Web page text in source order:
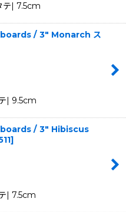
| 7.5cm
/ 3" Monarch ス
| 9.5cm
/ 3" Hibiscus
]
| 7.5cm